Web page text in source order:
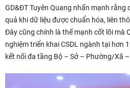
GD&ĐT Tuyên Quang nhấn mạnh rằng
quả khi dữ liệu được chuẩn hóa, liên
Đây cũng chính là thế mạnh cốt lõi mà
nghiệm triển khai CSDL ngành tại hơn
kết nối đa tầng Bộ – Sở – Phường/Xã